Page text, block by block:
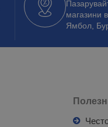
магазини
Ямбол,